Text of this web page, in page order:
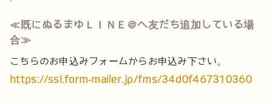
≪既にぬるまゆＬＩＮＥ＠へ友だち追加している場
合≫
こちらのお申込みフォームからお申込み下さい。
https://ssl.form-mailer.jp/fms/34d0f467310360